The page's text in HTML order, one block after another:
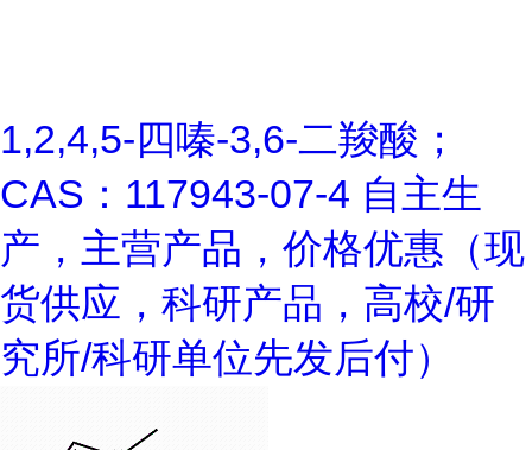
1,2,4,5-四嗪-3,6-二羧酸；
CAS：117943-07-4 自主生
产，主营产品，价格优惠（现
货供应，科研产品，高校/研
究所/科研单位先发后付）